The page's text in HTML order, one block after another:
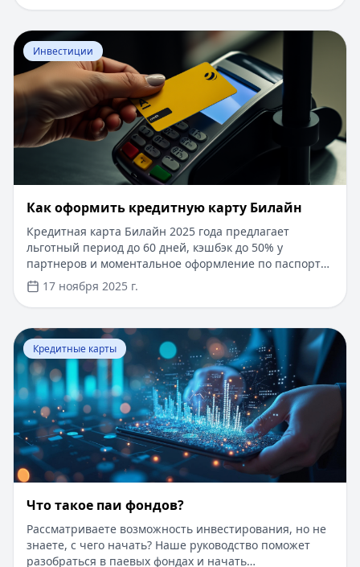
6%. Одобрение без подтверждения дохода справкой
2-НДФЛ, достаточно выписки по счету. Срок
кредитования — до 30 лет.
Перейти к статье: ​Как оформить кредитную карту
Инвестиции
​Как оформить кредитную карту Билайн
Кредитная карта Билайн 2025 года предлагает
льготный период до 60 дней, кэшбэк до 50% у
партнеров и моментальное оформление по паспорту.
Заемные средства до 300 000 рублей доступны без
подтверждения дохода. Узнайте, как получить карту с
выгодными условиями и управлять финансами
эффективно. Для сравнения кредитных продуктов и
выбора оптимального решения воспользуйтесь
сервисом Кредитный Зай, где собраны актуальные
предложения от ведущих банков
17 ноября 2025 г.
Перейти к статье:Что такое паи фондов?
Кредитные карты
Что такое паи фондов?
Рассматриваете возможность инвестирования, но не
знаете, с чего начать? Наше руководство поможет
разобраться в паевых фондах и начать